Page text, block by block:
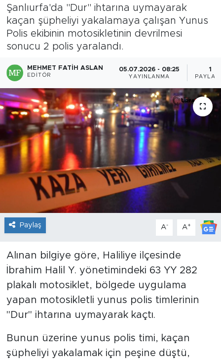
Şanlıurfa'da "Dur" ihtarına uymayarak
kaçan şüpheliyi yakalamaya çalışan Yunus
Polis ekibinin motosikletinin devrilmesi
sonucu 2 polis yaralandı.
MEHMET FATIH ASLAN
EDITÖR
05.07.2026 - 08:25
YAYINLANMA
1
Paylaş A- A+
Alınan bilgiye göre, Haliliye ilçesinde
İbrahim Halil Y. yönetimindeki 63 YY 282
plakalı motosiklet, bölgede uygulama
yapan motosikletli yunus polis timlerinin
"Dur" ihtarına uymayarak kaçtı.
Bunun üzerine yunus polis timi, kaçan
şüpheliyi yakalamak için peşine düştü,
OTOMOBİL
Haber Arşivi